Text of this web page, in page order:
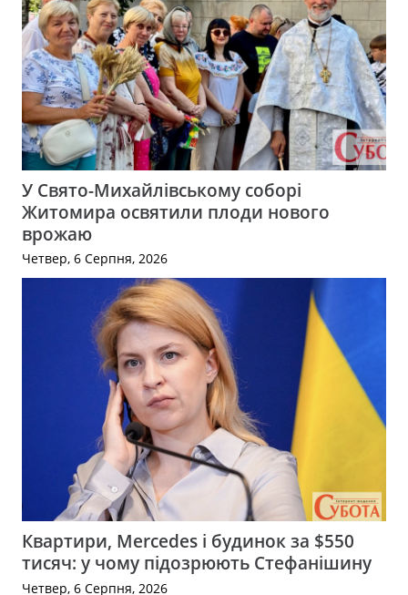
У Свято-Михайлівському соборі
Житомира освятили плоди нового
врожаю
Четвер, 6 Серпня, 2026
Квартири, Mercedes і будинок за $550
тисяч: у чому підозрюють Стефанішину
Четвер, 6 Серпня, 2026